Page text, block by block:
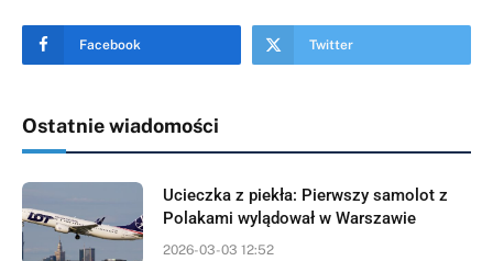
Facebook Twitter
Ostatnie wiadomości
Ucieczka z piekła: Pierwszy samolot z
Polakami wylądował w Warszawie
2026-03-03 12:52